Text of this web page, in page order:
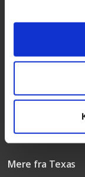
Telefonerne er
Mere fra Texas